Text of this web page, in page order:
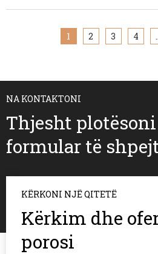
ndërsa pëlhurat me ngjyrë të errët
balancimin e higjienës, errësirës dhe
1 2 3 4
NA KONTAKTONI
Thjesht
formular të
KËRKONI NJË QITETË
Kërkim dhe
porosi